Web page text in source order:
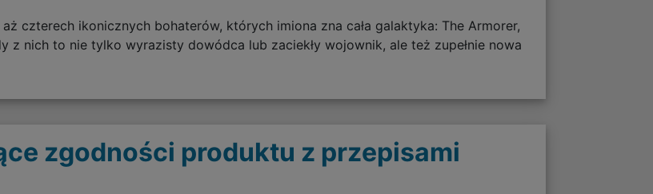
czterech ikonicznych bohaterów, których imiona zna cała galaktyka: The Armorer,
z nich to nie tylko wyrazisty dowódca lub zaciekły wojownik, ale też zupełnie nowa
zgodności produktu z przepisami